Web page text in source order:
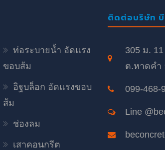
ท่อระบายน้ำ อัดแรง
ขอบส้ม
อิฐบล็อก อัดแรงขอบ
ส้ม
ช่องลม
เสาคอนกรีต
ติดต่อบริษัท
305 ม.
ต.หาดคำ
099-468-
Line